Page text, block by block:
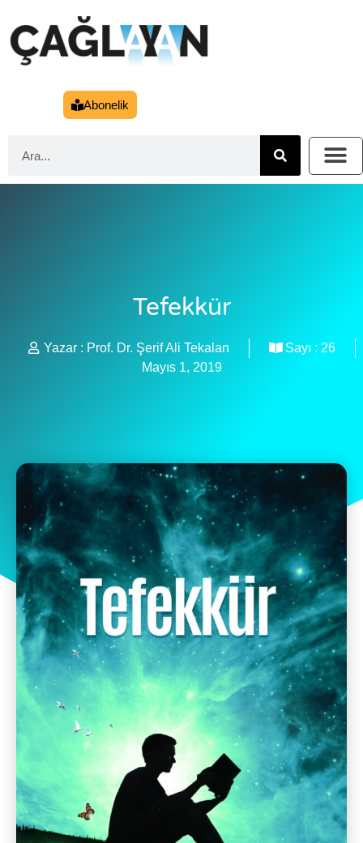
Abonelik
Tefekkür
Yazar : Prof. Dr. Şerif Ali Tekalan Sayı : 26
Mayıs 1, 2019